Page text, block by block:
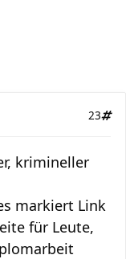
23
krimineller
markiert Link
für Leute,